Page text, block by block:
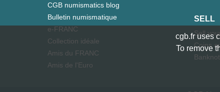
CGB numismatics blog
Bulletin numismatique
e-FRANC
Collection idéale
Amis du FRANC
Amis de l'Euro
SELL
Sell
Coins
cgb.fr uses
To remove